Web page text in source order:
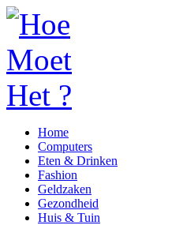
Home
Computers
Eten & Drinken
Fashion
Geldzaken
Gezondheid
Huis & Tuin